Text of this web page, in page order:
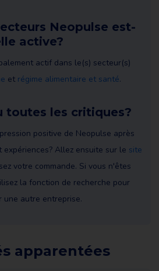
Neopulse est-
active?
actif dans le(s) secteur(s)
et régime alimentaire et santé.
toutes les critiques?
positive de Neopulse après
Allez ensuite sur le site
votre commande. Si vous n'êtes
la fonction de recherche pour
une autre entreprise.
apparentées